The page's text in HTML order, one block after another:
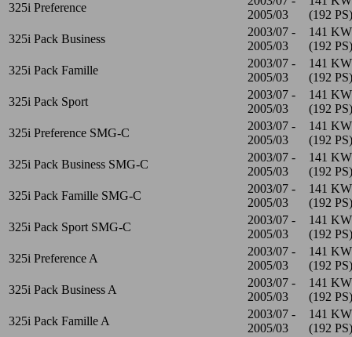
325i Preference
2005/03
(192 PS)
325i Pack Business
2003/07 -
2005/03
141 KW
(192 PS)
325i Pack Famille
2003/07 -
2005/03
141 KW
(192 PS)
325i Pack Sport
2003/07 -
2005/03
141 KW
(192 PS)
325i Preference SMG-C
2003/07 -
2005/03
141 KW
(192 PS)
325i Pack Business SMG-C
2003/07 -
2005/03
141 KW
(192 PS)
325i Pack Famille SMG-C
2003/07 -
2005/03
141 KW
(192 PS)
325i Pack Sport SMG-C
2003/07 -
2005/03
141 KW
(192 PS)
325i Preference A
2003/07 -
2005/03
141 KW
(192 PS)
325i Pack Business A
2003/07 -
2005/03
141 KW
(192 PS)
325i Pack Famille A
2003/07 -
2005/03
141 KW
(192 PS)